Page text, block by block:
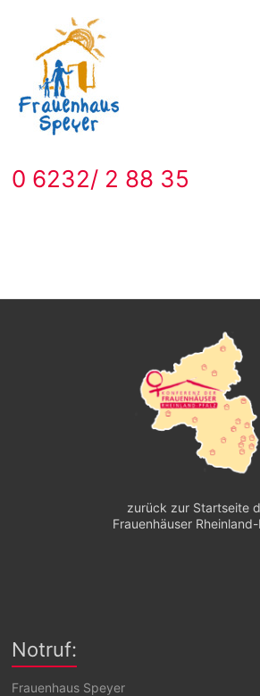
0 6232/ 2 88 35
zurück zur Startseite
Frauenhäuser
Notruf:
Frauenhaus Speyer